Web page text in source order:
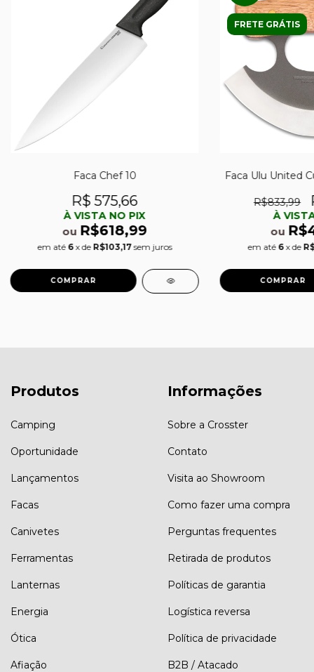
Faca Chef 10
R$ 575,66
À VISTA NO PIX
ou R$618,99
em até 6 x de R$103,17 sem juros
FRETE GRÁTIS
Faca Ulu United
R$833,99
À
ou
em até 6 x de
Produtos
Camping
Oportunidade
Lançamentos
Facas
Canivetes
Ferramentas
Lanternas
Energia
Ótica
Afiação
Informações
Sobre a Crosster
Contato
Visita ao Showroom
Como fazer uma compra
Perguntas frequentes
Retirada de produtos
Políticas de garantia
Logística reversa
Política de privacidade
B2B / Atacado